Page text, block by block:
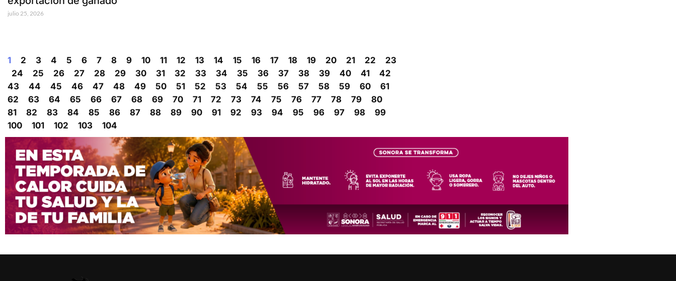
julio 25, 2026
1 2 3 4 5 6 7 8 9 10 11 12 13 14 15 16 17 18 19 20 21 22
23
24
25 26 27 28 29 30 31 32 33 34 35 36 37 38 39 40 41
42
43
44 45 46 47 48 49 50 51 52 53 54 55 56 57 58 59 60
61
62
63 64 65 66 67 68 69 70 71 72 73 74 75 76 77 78 79
80
81
82 83 84 85 86 87 88 89 90 91 92 93 94 95 96 97 98
99
100
101 102 103 104